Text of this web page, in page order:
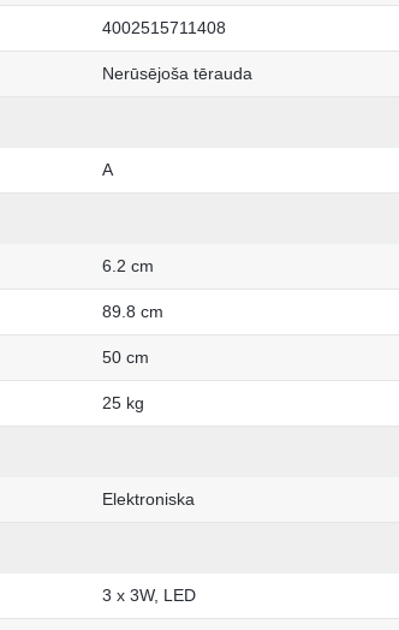
4002515711408
Nerūsējoša tērauda
A
6.2 cm
89.8 cm
50 cm
25 kg
Elektroniska
3 x 3W, LED